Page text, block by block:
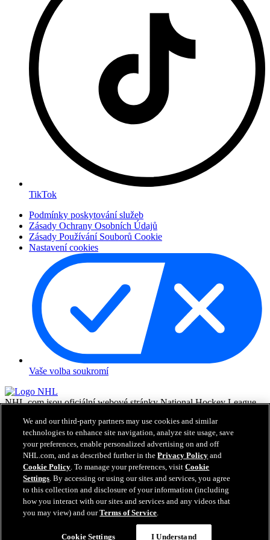
TikTok
Podmínky poskytování služeb
Zásady Ochrany Osobních Údajů
Zásady Používání Souborů Cookie
Nastavení cookies
Vaše volba soukromí
NHL.com jsou oficiální webové stránky National Hockey League.
vlastnictvím NHL a příslušných klubů a nesmějí být reprodukovány
bez předchozího písemného souhlasu NHL Enterprises, L.P. © NHL
2026. Všechna práva vyhrazena. Všechny dresy týmů NHL
customizované jmény a čísly hráčů NHL jsou oficiálně licencované
NHL a NHLPA. Vodoznak Zamboni a konfigurace Zamboni ice
resurfacing machine jsou registrované obchodní známky Frank J.
Zamboni & Co., Inc.© Frank J. Zamboni & Co., Inc. 2026.
Všechna práva vyhrazena. Jakékoliv obchodní známky či copyright
jsou vlastnictvím příslušných majitelů. Všechna práva vyhrazena.
We and our third-party partners may use cookies and similar
technologies to enhance site navigation, analyze site usage, save
your preferences, enable personalized advertising on and off
NHL.com, and as described further in thePrivacy Policy and
Cookie Policy. To manage your preferences, visitCookie
Settings. By accessing or using our sites and services, you agree
to this collection and disclosure of your information (including
how you interact with our sites and services and any videos that
you may view) and ourTerms of Service.
Cookie Settings I Understand